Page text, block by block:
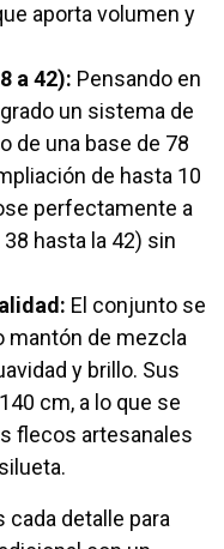
aporta volumen y
a 42): Pensando en
un sistema de
de una base de 78
de hasta 10
perfectamente a
hasta la 42) sin
El conjunto se
mantón de mezcla
y brillo. Sus
cm, a lo que se
flecos artesanales
cada detalle para